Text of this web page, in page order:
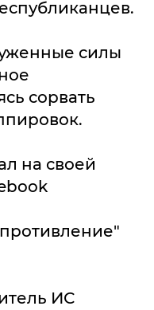
силы
сорвать
на своей
ИС